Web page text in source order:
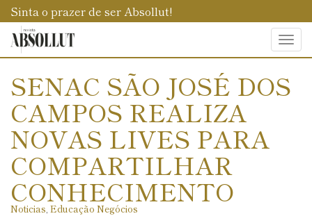
Sinta o prazer de ser Absollut!
SENAC SÃO JOSÉ DOS
CAMPOS REALIZA
NOVAS LIVES PARA
COMPARTILHAR
CONHECIMENTO
Noticias, Educação Negócios